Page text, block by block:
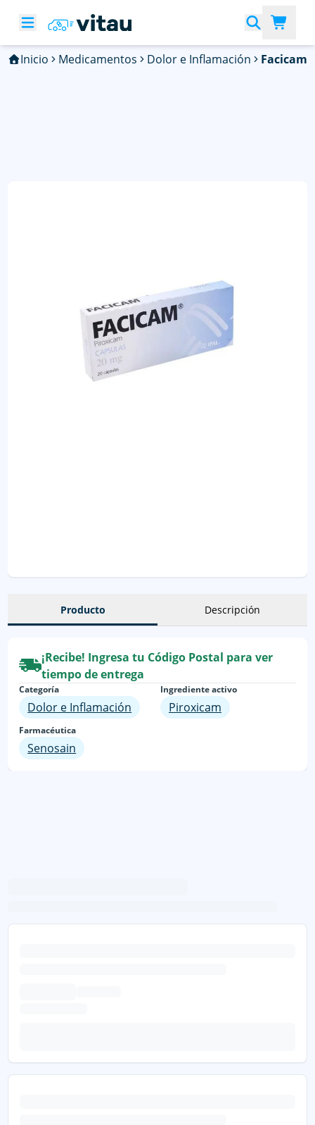
Inicio Medicamentos Dolor e Inflamación Facicam
Producto Descripción
¡Recibe! Ingresa tu Código Postal para ver
tiempo de entrega
Categoría
Dolor e Inflamación
Ingrediente activo
Piroxicam
Farmacéutica
Senosain